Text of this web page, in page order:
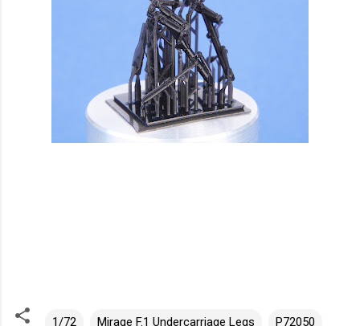
1/72 Mirage F.1 Undercarriage Legs P72050